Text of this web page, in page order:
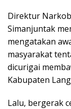
Direktur
Simanjuntak
mengatakan
masyarakat
dicurigai
Kabupaten
Lalu, bergerak